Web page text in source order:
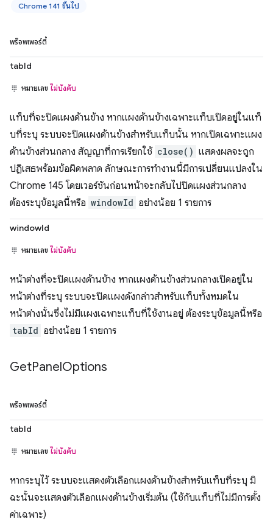
Chrome 141 ขึ้นไป
พร็อพเพอร์ตี้
tabId
หมายเลข ไม่บังคับ
แท็บที่จะปิดแผงด้านข้าง หากแผงด้านข้างเฉพาะแท็บเปิดอยู่ในแท็
บที่ระบุ ระบบจะปิดแผงด้านข้างสำหรับแท็บนั้น หากเปิดเฉพาะแผง
ด้านข้างส่วนกลาง สัญญาที่การเรียกใช้ close() แสดงผลจะถูก
ปฏิเสธพร้อมข้อผิดพลาด ลักษณะการทำงานนี้มีการเปลี่ยนแปลงใน
Chrome 145 โดยเวอร์ชันก่อนหน้าจะกลับไปปิดแผงส่วนกลาง
ต้องระบุข้อมูลนี้หรือ windowId อย่างน้อย 1 รายการ
windowId
หมายเลข ไม่บังคับ
หน้าต่างที่จะปิดแผงด้านข้าง หากแผงด้านข้างส่วนกลางเปิดอยู่ใน
หน้าต่างที่ระบุ ระบบจะปิดแผงดังกล่าวสำหรับแท็บทั้งหมดใน
หน้าต่างนั้นซึ่งไม่มีแผงเฉพาะแท็บที่ใช้งานอยู่ ต้องระบุข้อมูลนี้หรือ
tabId อย่างน้อย 1 รายการ
GetPanelOptions
พร็อพเพอร์ตี้
tabId
หมายเลข ไม่บังคับ
หากระบุไว้ ระบบจะแสดงตัวเลือกแผงด้านข้างสำหรับแท็บที่ระบุ มิ
ฉะนั้นจะแสดงตัวเลือกแผงด้านข้างเริ่มต้น (ใช้กับแท็บที่ไม่มีการตั้ง
ค่าเฉพาะ)